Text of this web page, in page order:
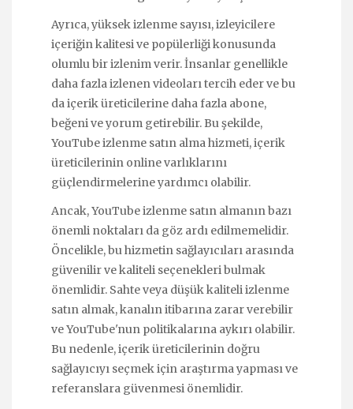
Ayrıca, yüksek izlenme sayısı, izleyicilere
içeriğin kalitesi ve popülerliği konusunda
olumlu bir izlenim verir. İnsanlar genellikle
daha fazla izlenen videoları tercih eder ve bu
da içerik üreticilerine daha fazla abone,
beğeni ve yorum getirebilir. Bu şekilde,
YouTube izlenme satın alma hizmeti, içerik
üreticilerinin online varlıklarını
güçlendirmelerine yardımcı olabilir.
Ancak, YouTube izlenme satın almanın bazı
önemli noktaları da göz ardı edilmemelidir.
Öncelikle, bu hizmetin sağlayıcıları arasında
güvenilir ve kaliteli seçenekleri bulmak
önemlidir. Sahte veya düşük kaliteli izlenme
satın almak, kanalın itibarına zarar verebilir
ve YouTube'nun politikalarına aykırı olabilir.
Bu nedenle, içerik üreticilerinin doğru
sağlayıcıyı seçmek için araştırma yapması ve
referanslara güvenmesi önemlidir.